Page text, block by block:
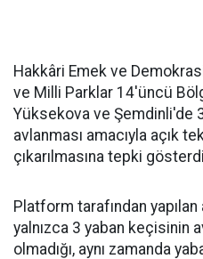
Hakkâri Emek ve
ve Milli Parklar 14'üncü
Yüksekova ve Şemdinli'de
avlanması amacıyla açık
çıkarılmasına tepki
Platform tarafından
yalnızca 3 yaban keçisinin
olmadığı, aynı zamanda